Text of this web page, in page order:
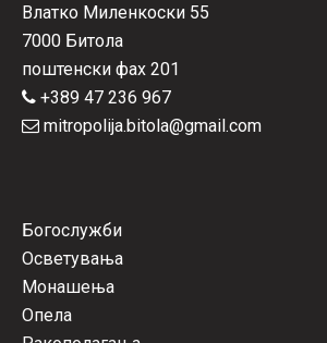
Влатко Миленкоски 55
7000 Битола
поштенски фах 201
+389 47 236 967
mitropolija.bitola@gmail.com
Богослужби
Осветувања
Монашења
Опела